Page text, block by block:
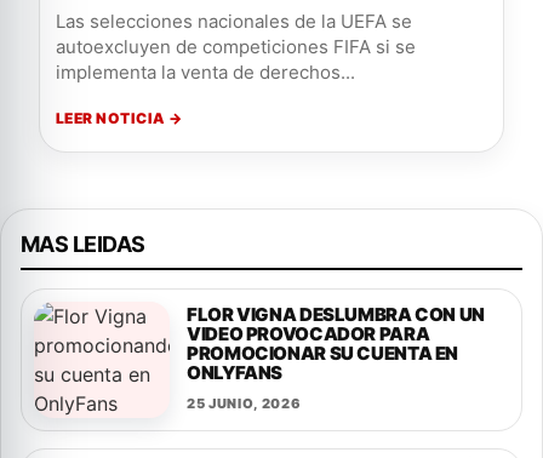
Las selecciones nacionales de la UEFA se
autoexcluyen de competiciones FIFA si se
implementa la venta de derechos...
LEER NOTICIA →
MAS LEIDAS
FLOR VIGNA DESLUMBRA CON UN
VIDEO PROVOCADOR PARA
PROMOCIONAR SU CUENTA EN
ONLYFANS
25 JUNIO, 2026